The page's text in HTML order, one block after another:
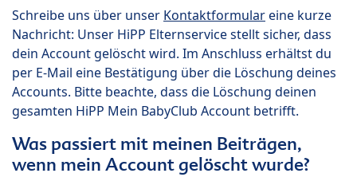
Schreibe uns über unser Kontaktformulareine kurze
Nachricht: Unser HiPP Elternservice stellt sicher, dass
dein Account gelöscht wird. Im Anschluss erhältst du
per E-Mail eine Bestätigung über die Löschung deines
Accounts. Bitte beachte, dass die Löschung deinen
gesamten HiPP Mein BabyClub Account betrifft.
Was passiert mit meinen Beiträgen,
wenn mein Account gelöscht wurde?